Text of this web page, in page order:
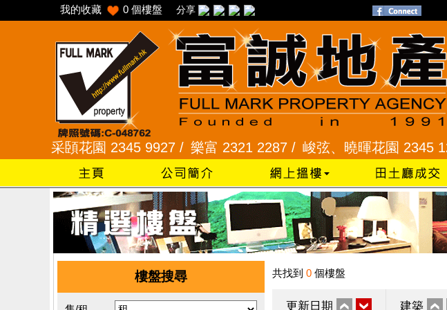
我的收藏 0 個樓盤 分享
采頣花園 2345 9927 /樂富 2321 2287 /峻弦、曉暉花園 2345 1286 /
樓盤搜尋 共找到 0 個樓盤
更新日期 建築